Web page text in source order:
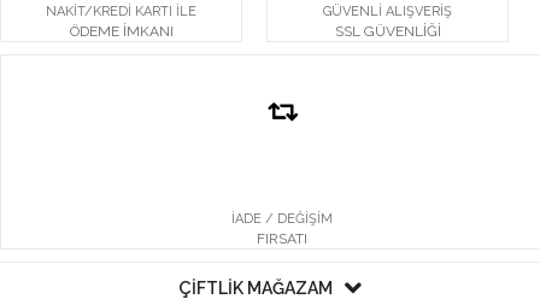
NAKİT/KREDİ KARTI İLE
ÖDEME İMKANI
GÜVENLİ ALIŞVERİŞ
SSL GÜVENLİĞİ
İADE / DEĞİŞİM
FIRSATI
ÇİFTLİK MAĞAZAM